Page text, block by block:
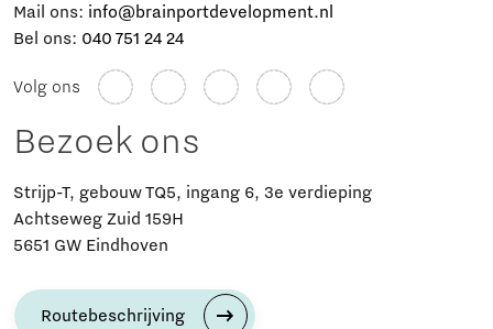
Mail ons: info@brainportdevelopment.nl
Bel ons: 040 751 24 24
Volg ons
Bezoek ons
Strijp-T, gebouw TQ5, ingang 6, 3e verdieping
Achtseweg Zuid 159H
5651 GW Eindhoven
Routebeschrijving